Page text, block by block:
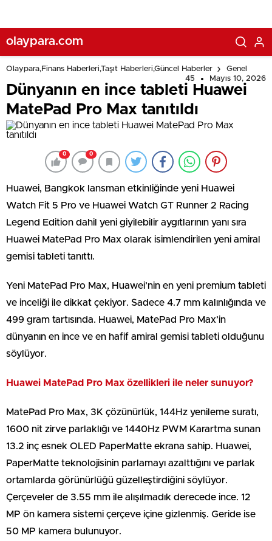
olaypara.com
Olaypara,Finans Haberleri,Taşıt Haberleri,Güncel Haberler
Genel
45
Mayıs 10, 2026
Dünyanın en ince tableti Huawei
MatePad Pro Max tanıtıldı
0 0
Huawei, Bangkok lansman etkinliğinde yeni Huawei
Watch Fit 5 Pro ve Huawei Watch GT Runner 2 Racing
Legend Edition dahil yeni giyilebilir aygıtlarının yanı sıra
Huawei MatePad Pro Max olarak isimlendirilen yeni amiral
gemisi tableti tanıttı.
Yeni MatePad Pro Max, Huawei’nin en yeni premium tableti
ve inceliği ile dikkat çekiyor. Sadece 4.7 mm kalınlığında ve
499 gram tartısında. Huawei, MatePad Pro Max’in
dünyanın en ince ve en hafif amiral gemisi tableti olduğunu
söylüyor.
Huawei MatePad Pro Max özellikleri ile neler sunuyor?
MatePad Pro Max, 3K çözünürlük, 144Hz yenileme suratı,
1600 nit zirve parlaklığı ve 1440Hz PWM Karartma sunan
13.2 inç esnek OLED PaperMatte ekrana sahip. Huawei,
PaperMatte teknolojisinin parlamayı azalttığını ve parlak
ortamlarda görünürlüğü güzelleştirdiğini söylüyor.
Çerçeveler de 3.55 mm ile alışılmadık derecede ince. 12
MP ön kamera sistemi çerçeve içine gizlenmiş. Geride ise
50 MP kamera bulunuyor.